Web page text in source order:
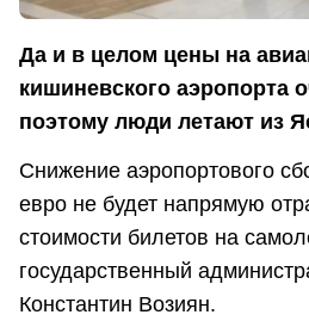
Да и в целом цены на
кишиневского аэропорта
поэтому люди летают из
Снижение аэропортового
евро не будет напрямую
стоимости билетов на
государственный
Константин Возиян.